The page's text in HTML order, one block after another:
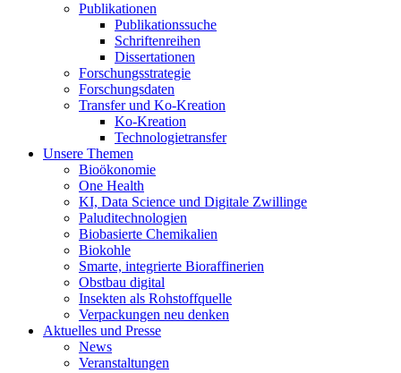
Publikationen
Publikationssuche
Schriftenreihen
Dissertationen
Forschungsstrategie
Forschungsdaten
Transfer und Ko-Kreation
Ko-Kreation
Technologietransfer
Unsere Themen
Bioökonomie
One Health
KI, Data Science und Digitale Zwillinge
Paluditechnologien
Biobasierte Chemikalien
Biokohle
Smarte, integrierte Bioraffinerien
Obstbau digital
Insekten als Rohstoffquelle
Verpackungen neu denken
Aktuelles und Presse
News
Veranstaltungen